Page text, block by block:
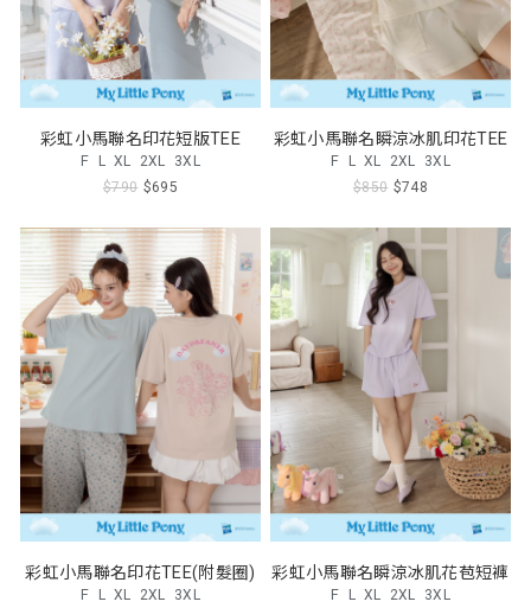
彩虹小馬聯名印花短版TEE
F L XL 2XL 3XL
$790 $695
彩虹小馬聯名瞬涼冰肌印花TEE
F L XL 2XL 3XL
$850 $748
彩虹小馬聯名印花TEE(附髮圈)
F L XL 2XL 3XL
彩虹小馬聯名瞬涼冰肌花苞短褲
F L XL 2XL 3XL